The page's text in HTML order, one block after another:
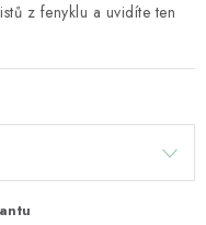
z fenyklu a uvidíte ten